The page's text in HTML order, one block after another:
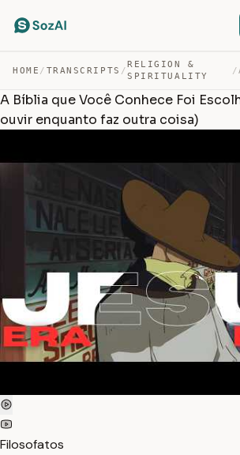
HOME / TRANSCRIPTS /
RELIGION &
SPIRITUALITY
/
A Bíblia que Você Conhece Foi
ouvir enquanto faz outra coisa)
Filosofatos